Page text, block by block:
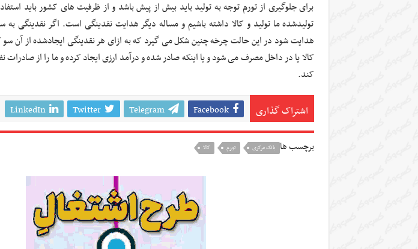
برای جلوگیری از تورم توجه به تولید باید بیش از پیش باشد و از ظرفیت های کشور باید
تولیدشده ما تولید و کالا داشته باشیم و مساله دیگر هدایت نقدینگی است. اگر نقدینگی
هدایت شود در این حالت چرخه چنین شکل می گیرد که به ازای هر نقدینگی ایجادشده از آن سو
کالا یا در داخل مصرف می شود و یا اینکه صادر شده و درآمد ارزی ایجاد کرده و ما را از
کند.
اشتراک گذاری Facebook
Telegram
Twitter
LinkedIn
برچسب ها بانک مرکزی تورم کالا